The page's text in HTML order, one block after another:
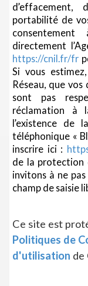
portabilité de
directement
https://cnil.fr/fr
Si vous
Réseau, que
sont pas
réclamation à
l’existence de
téléphonique «
inscrire ici :
de la protection
invitons à ne
champ de saisie
Ce site est
Politiques de
d'utilisation de